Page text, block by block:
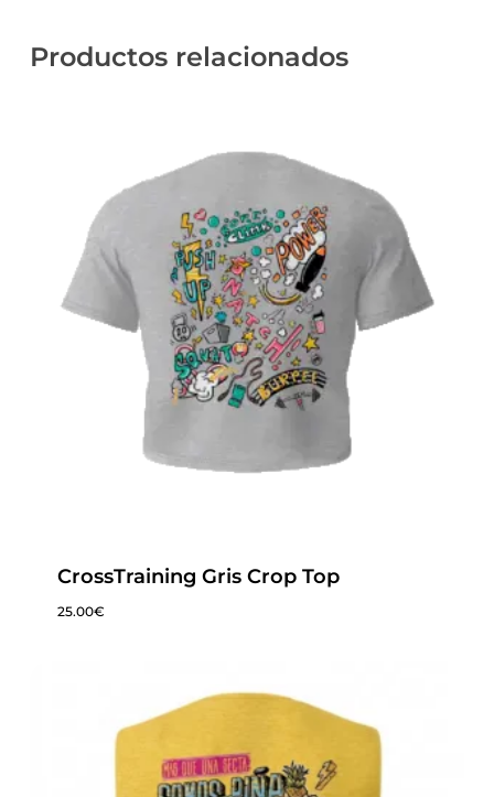
Productos relacionados
CrossTraining Gris Crop Top
25.00€